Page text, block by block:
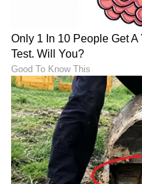
ಹಾರ್ಡ್‌ವರ್ಕ್‌ನಿಂದ ನಿಮ್ಮ
ಬೇಡಿಕೆಗಳನ್ನು
ಸಂಬಂಧಿಸಿದ ಜನರಿಗೆ
ಪ್ರಗತಿಪರ
ಉಂಟಾಗುತ್ತಿದ್ರೆ,
ಮೀನುಗಳಿಗೆ ಆಹಾರವಾಗಿ
ನೆಮ್ಮದಿಯಾಗಿರುತ್ತದೆ.